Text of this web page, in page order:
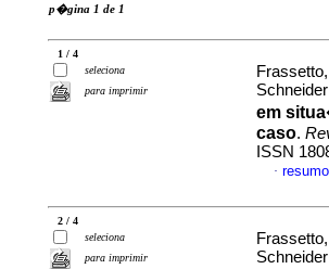
p�gina 1 de 1
1 / 4
seleciona
para imprimir
em
caso.
ISSN
·
2 / 4
seleciona
para imprimir